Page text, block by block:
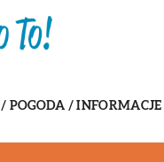
POGODA / INFORMACJE